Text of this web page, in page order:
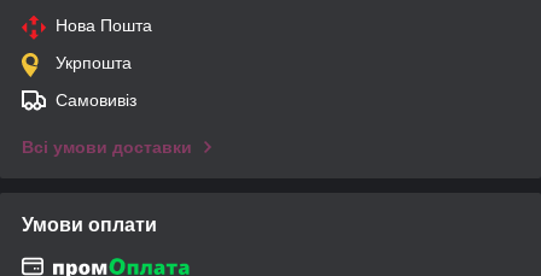
Нова Пошта
Укрпошта
Самовивіз
Всі умови доставки
Умови оплати